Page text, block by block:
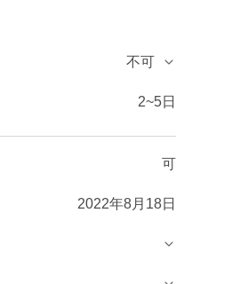
不可
2~5日
可
2022年8月18日